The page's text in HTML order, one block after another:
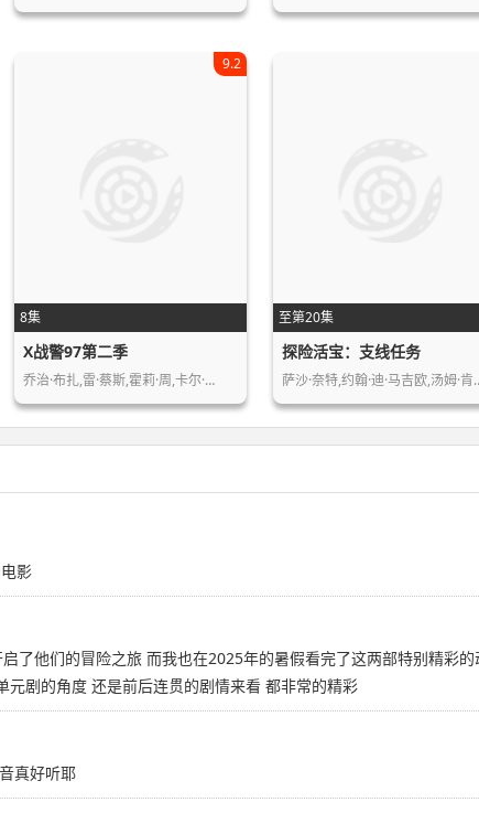
8集
9.2
X战警97第二季
乔治·布扎,雷·蔡斯,霍莉·周,卡尔·…
至第20集
探险活宝：支线任务
萨沙·奈特,约翰·迪·马吉欧,汤姆·
影
他们的冒险之旅 而我也在2025年的暑假看完了这两部特别精彩
元剧的角度 还是前后连贯的剧情来看 都非常的精彩
真好听耶